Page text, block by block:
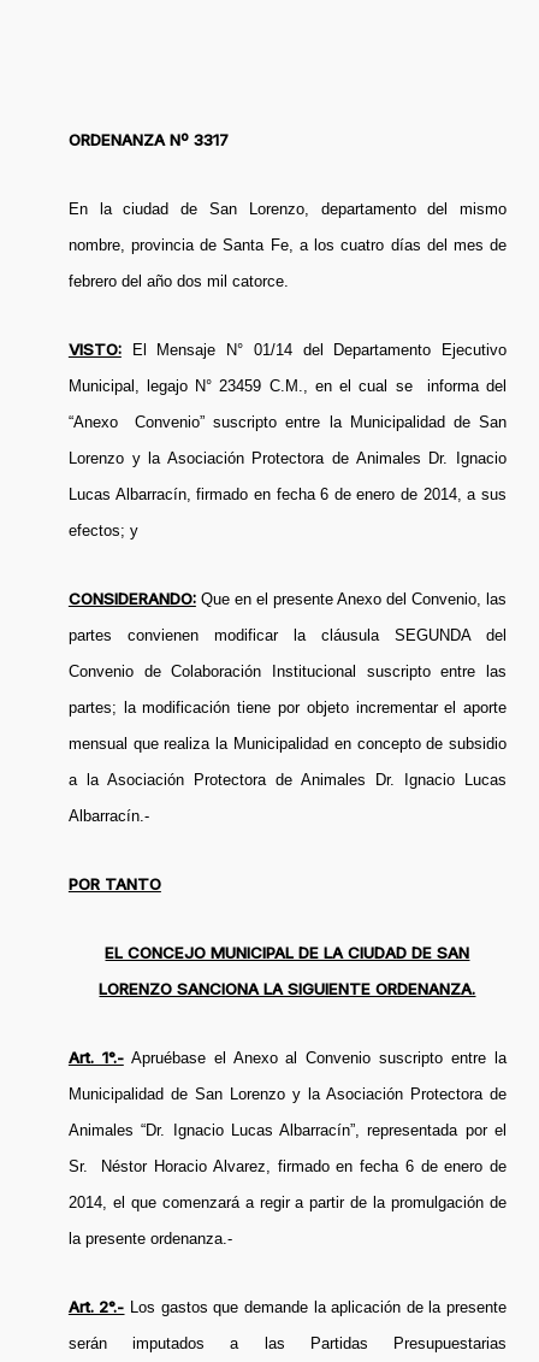
ORDENANZA Nº 3317
En la ciudad de San Lorenzo, departamento del mismo
nombre, provincia de Santa Fe, a los cuatro días del mes de
febrero del año dos mil catorce.
VISTO:El Mensaje N° 01/14 del Departamento Ejecutivo
Municipal, legajo N° 23459 C.M., en el cual se informa del
“Anexo Convenio” suscripto entre la Municipalidad de San
Lorenzo y la Asociación Protectora de Animales Dr. Ignacio
Lucas Albarracín, firmado en fecha 6 de enero de 2014, a sus
efectos; y
CONSIDERANDO:Que en el presente Anexo del Convenio, las
partes convienen modificar la cláusula SEGUNDA del
Convenio de Colaboración Institucional suscripto entre las
partes; la modificación tiene por objeto incrementar el aporte
mensual que realiza la Municipalidad en concepto de subsidio
a la Asociación Protectora de Animales Dr. Ignacio Lucas
Albarracín.-
POR TANTO
EL CONCEJO MUNICIPAL DE LA CIUDAD DE SAN
LORENZO SANCIONA LA SIGUIENTE ORDENANZA.
Art. 1°.-Apruébase el Anexo al Convenio suscripto entre la
Municipalidad de San Lorenzo y la Asociación Protectora de
Animales “Dr. Ignacio Lucas Albarracín”, representada por el
Sr. Néstor Horacio Alvarez, firmado en fecha 6 de enero de
2014, el que comenzará a regir a partir de la promulgación de
la presente ordenanza.-
Art. 2°.- Los gastos que demande la aplicación de la presente
serán imputados a las Partidas Presupuestarias